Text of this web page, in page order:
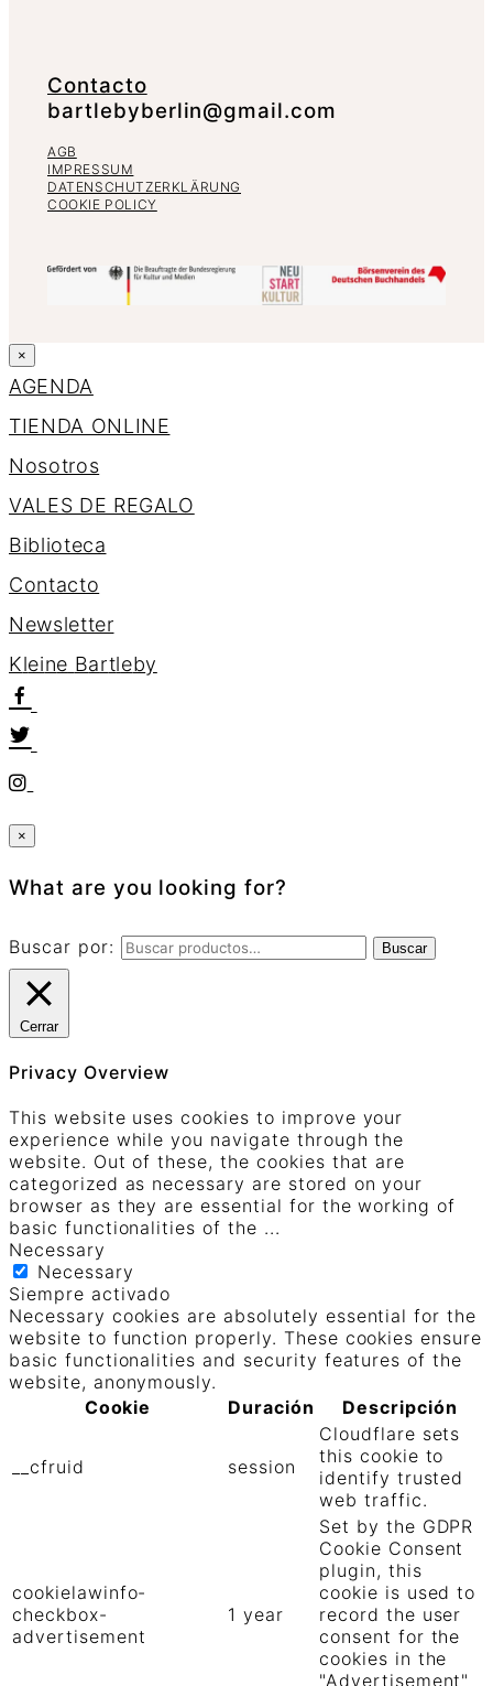
Contacto
bartlebyberlin@gmail.com
AGB
IMPRESSUM
DATENSCHUTZERKLÄRUNG
COOKIE POLICY
×
AGENDA
TIENDA ONLINE
Nosotros
VALES DE REGALO
Biblioteca
Contacto
Newsletter
Kleine Bartleby
×
What are you looking for?
Buscar por: Buscar
Cerrar
Privacy Overview
This website uses cookies to improve your
experience while you navigate through the
website. Out of these, the cookies that are
categorized as necessary are stored on your
browser as they are essential for the working of
basic functionalities of the ...
Necessary
Necessary
Siempre activado
Necessary cookies are absolutely essential for the
website to function properly. These cookies ensure
basic functionalities and security features of the
website, anonymously.
Cookie
Duración Descripción
__cfruid session
Cloudflare sets
this cookie to
identify trusted
web traffic.
cookielawinfo-
checkbox-
advertisement
1 year
Set by the GDPR
Cookie Consent
plugin, this
cookie is used to
record the user
consent for the
cookies in the
"Advertisement"